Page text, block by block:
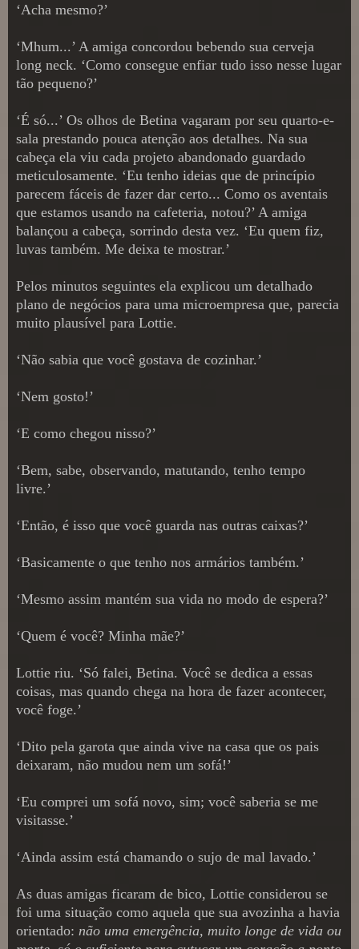
‘Acha mesmo?’
‘Mhum...’ A amiga concordou bebendo sua cerveja
long neck. ‘Como consegue enfiar tudo isso nesse lugar
tão pequeno?’
‘É só...’ Os olhos de Betina vagaram por seu quarto-e-
sala prestando pouca atenção aos detalhes. Na sua
cabeça ela viu cada projeto abandonado guardado
meticulosamente. ‘Eu tenho ideias que de princípio
parecem fáceis de fazer dar certo... Como os aventais
que estamos usando na cafeteria, notou?’ A amiga
balançou a cabeça, sorrindo desta vez. ‘Eu quem fiz,
luvas também. Me deixa te mostrar.’
Pelos minutos seguintes ela explicou um detalhado
plano de negócios para uma microempresa que, parecia
muito plausível para Lottie.
‘Não sabia que você gostava de cozinhar.’
‘Nem gosto!’
‘E como chegou nisso?’
‘Bem, sabe, observando, matutando, tenho tempo
livre.’
‘Então, é isso que você guarda nas outras caixas?’
‘Basicamente o que tenho nos armários também.’
‘Mesmo assim mantém sua vida no modo de espera?’
‘Quem é você? Minha mãe?’
Lottie riu. ‘Só falei, Betina. Você se dedica a essas
coisas, mas quando chega na hora de fazer acontecer,
você foge.’
‘Dito pela garota que ainda vive na casa que os pais
deixaram, não mudou nem um sofá!’
‘Eu comprei um sofá novo, sim; você saberia se me
visitasse.’
‘Ainda assim está chamando o sujo de mal lavado.’
As duas amigas ficaram de bico, Lottie considerou se
foi uma situação como aquela que sua avozinha a havia
orientado: não uma emergência, muito longe de vida ou